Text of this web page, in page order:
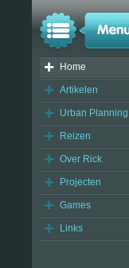
Home
Artikelen
Urban Planning
Reizen
Over Rick
Projecten
Games
Links